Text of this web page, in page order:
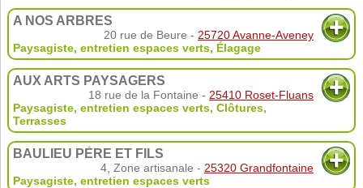
A NOS ARBRES
20 rue de Beure - 25720 Avanne-Aveney
Paysagiste, entretien espaces verts, Élagage
AUX ARTS PAYSAGERS
18 rue de la Fontaine - 25410 Roset-Fluans
Paysagiste, entretien espaces verts, Clôtures,
Terrasses
BAULIEU PÈRE ET FILS
4, Zone artisanale - 25320 Grandfontaine
Paysagiste, entretien espaces verts